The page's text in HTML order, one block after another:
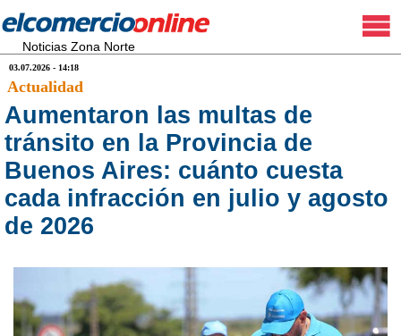
Noticias Zona Norte
03.07.2026 - 14:18
Actualidad
Aumentaron las multas de
tránsito en la Provincia de
Buenos Aires: cuánto cuesta
cada infracción en julio y agosto
de 2026